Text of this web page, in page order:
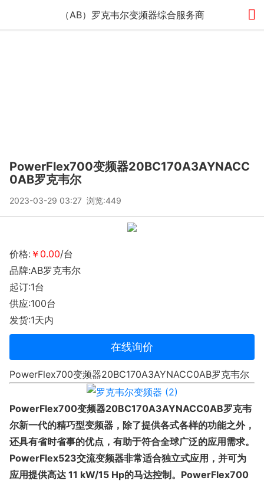
（AB）罗克韦尔变频器综合服务商 
PowerFlex700变频器20BC170A3AYNACC
0AB罗克韦尔
2023-03-29 03:27 浏览:449
价格: ￥0.00/台
品牌:AB罗克韦尔
起订:1台
供应:100台
发货:1天内
在线询价
PowerFlex700变频器20BC170A3AYNACC0AB罗克韦尔
PowerFlex700变频器20BC170A3AYNACC0AB罗克韦
尔新一代的精巧型变频器，除了提供各式各样的功能之外，
还具有省时省事的优点，有助于符合全球广泛的应用需求。
PowerFlex523交流变频器非常适合独立式应用，并可为
应用提供高达 11 kW/15 Hp的马达控制。PowerFlex700